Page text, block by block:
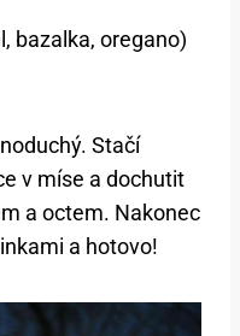
bazalka, oregano)
Stačí
v míse a​ dochutit
a ‌octem. Nakonec
a hotovo!